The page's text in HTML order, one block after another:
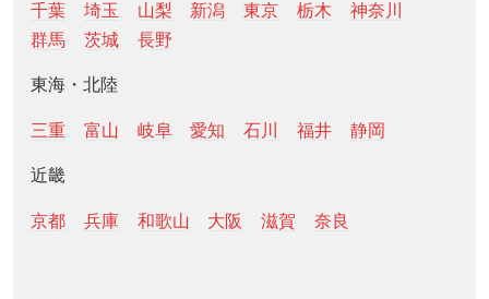
千葉 埼玉 山梨 新潟 東京 栃木
神奈川
群馬
茨城 長野
東海・北陸
三重 富山 岐阜 愛知 石川 福井 静岡
近畿
京都 兵庫 和歌山 大阪 滋賀 奈良